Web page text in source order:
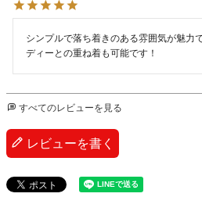
シンプルで落ち着きのある雰囲気が魅力
ディーとの重ね着も可能です！
すべてのレビューを見る
レビューを書く